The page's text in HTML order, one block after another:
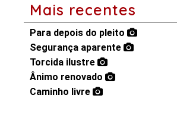
Mais recentes
Para depois do pleito
Segurança aparente
Torcida ilustre
Ânimo renovado
Caminho livre